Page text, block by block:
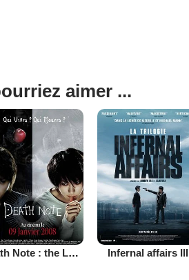
aimer ...
Death Note : the Last Name Infernal affairs III